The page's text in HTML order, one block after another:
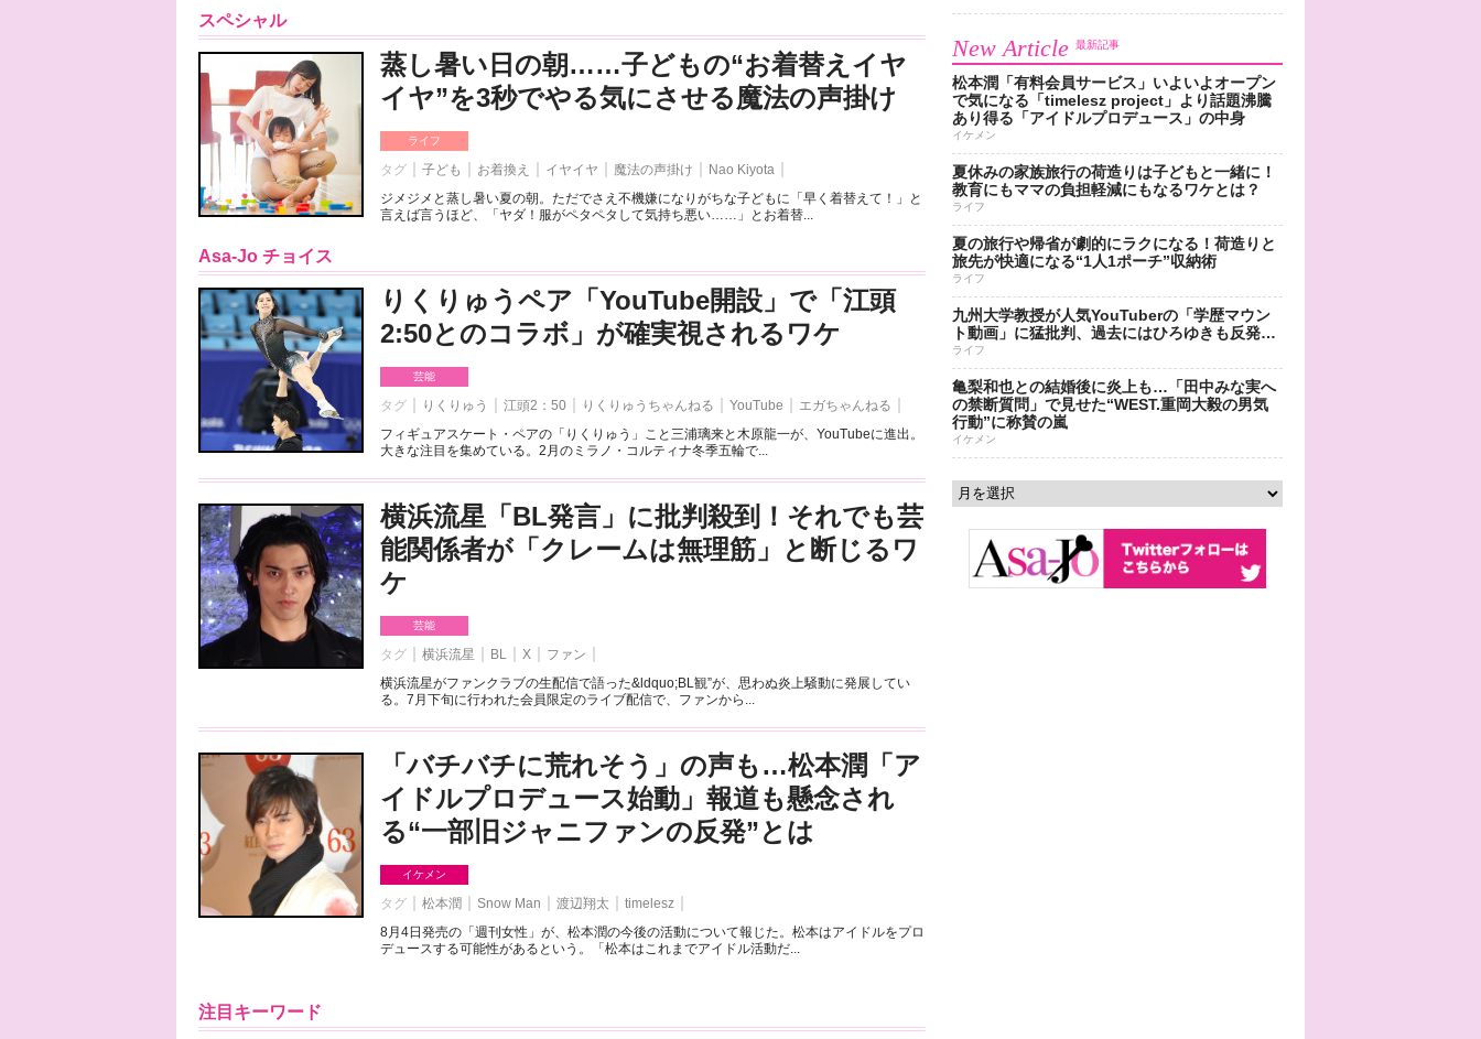
スペシャル
蒸し暑い日の朝……子どもの“お着替えイヤ
イヤ”を3秒でやる気にさせる魔法の声掛け
ライフ
タグ 子ども お着換え イヤイヤ 魔法の声掛け
Nao Kiyota
ジメジメと蒸し暑い夏の朝。ただでさえ不機嫌になりがちな子どもに「早く着替えて！」と
言えば言うほど、「ヤダ！服がペタペタして気持ち悪い……」とお着替...
Asa-Jo チョイス
りくりゅうペア「YouTube開設」で「江頭
2:50とのコラボ」が確実視されるワケ
芸能
タグ りくりゅう 江頭2：50 りくりゅうちゃんねる YouTube
エガちゃんねる
フィギュアスケート・ペアの「りくりゅう」こと三浦璃来と木原龍一が、YouTubeに進出。
大きな注目を集めている。2月のミラノ・コルティナ冬季五輪で...
横浜流星「BL発言」に批判殺到！それでも芸
能関係者が「クレームは無理筋」と断じるワ
ケ
芸能
タグ 横浜流星 BL X
ファン
横浜流星がファンクラブの生配信で語った&ldquo;BL観”が、思わぬ炎上騒動に発展してい
る。7月下旬に行われた会員限定のライブ配信で、ファンから...
「バチバチに荒れそう」の声も…松本潤「ア
イドルプロデュース始動」報道も懸念され
る“一部旧ジャニファンの反発”とは
イケメン
タグ 松本潤 Snow Man 渡辺翔太
timelesz
8月4日発売の「週刊女性」が、松本潤の今後の活動について報じた。松本はアイドルをプロ
デュースする可能性があるという。「松本はこれまでアイドル活動だ...
注目キーワード
New Article 最新記事
松本潤「有料会員サービス」いよいよオープン
で気になる「timelesz project」より話題沸騰
あり得る「アイドルプロデュース」の中身
イケメン
夏休みの家族旅行の荷造りは子どもと一緒に！
教育にもママの負担軽減にもなるワケとは？
ライフ
夏の旅行や帰省が劇的にラクになる！荷造りと
旅先が快適になる“1人1ポーチ”収納術
ライフ
九州大学教授が人気YouTuberの「学歴マウン
ト動画」に猛批判、過去にはひろゆきも反発…
ライフ
亀梨和也との結婚後に炎上も…「田中みな実へ
の禁断質問」で見せた“WEST.重岡大毅の男気
行動”に称賛の嵐
イケメン